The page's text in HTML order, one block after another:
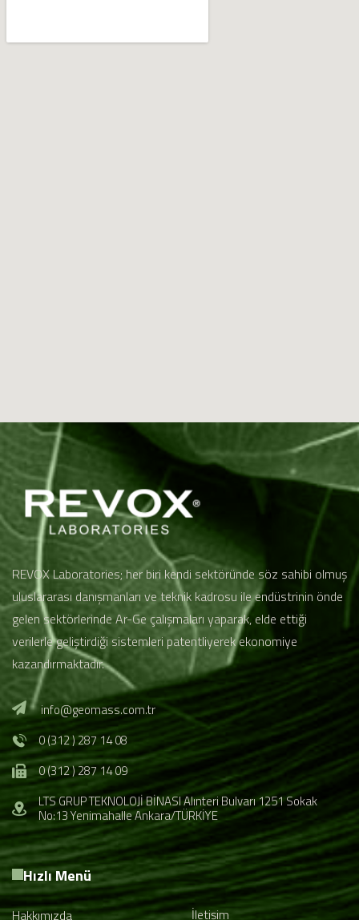
REVOX Laboratories; her biri kendi sektöründe söz sahibi olmuş
uluslararası danışmanları ve teknik kadrosu ile endüstrinin önde
gelen sektörlerinde Ar-Ge çalışmaları yaparak, elde ettiği
verilerle geliştirdiği sistemleri patentliyerek ekonomiye
kazandırmaktadır.
info@geomass.com.tr
0 (312 ) 287 14 08
0 (312 ) 287 14 09
LTS GRUP TEKNOLOJİ BİNASI Alınteri Bulvarı 1251 Sokak
No:13 Yenimahalle Ankara/TÜRKİYE
Hızlı Menü
Hakkımızda İletişim